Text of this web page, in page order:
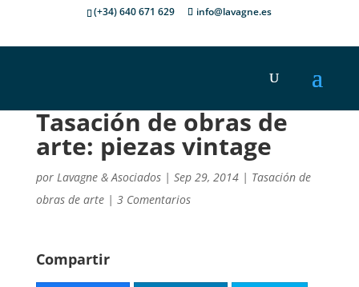
(+34) 640 671 629 info@lavagne.es
Tasación de obras de
arte: piezas vintage
por Lavagne & Asociados| Sep 29, 2014| Tasación de
obras de arte| 3 Comentarios
Compartir